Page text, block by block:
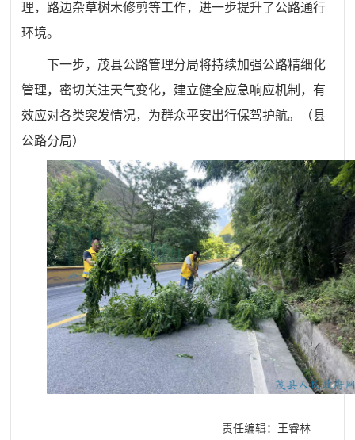
理，路边杂草树木修剪等工作，进一步提升了公路通行
环境。
下一步，茂县公路管理分局将持续加强公路精细化
管理，密切关注天气变化，建立健全应急响应机制，有
效应对各类突发情况，为群众平安出行保驾护航。
（县
公路分局）
责任编辑：王睿林